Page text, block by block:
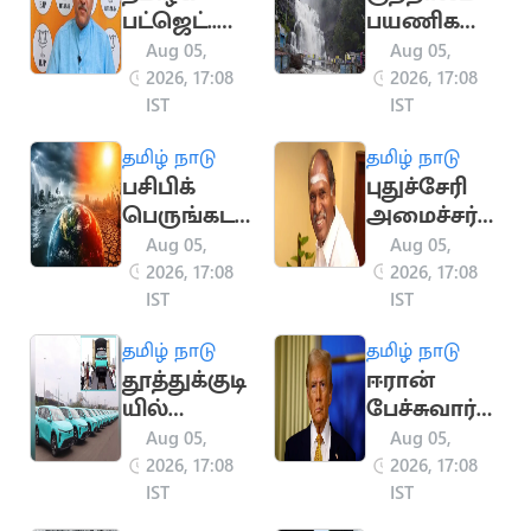
முபாரக்
பட்ஜெட்..
பாஜக
செய்தி
தொடர்பாள
ர்
விமர்சனம்
Aug 05,
2026, 17:08
IST
பயணிகள்
பாதுகாப்புக்
கு சிறப்பு
கண்காணி
ப்பு குழு
அமைக்க
உத்தரவு
Aug 05,
2026, 17:08
IST
தமிழ் நாடு
பசிபிக்
பெருங்கட
லில்
உருவானது
‘சூப்பர் எல்
நினோ’..
வானிலை
ஆய்வாளர்
எச்சரிக்கை
Aug 05,
2026, 17:08
IST
தமிழ் நாடு
புதுச்சேரி
அமைச்சர்க
ளுக்கு
துறைகள்
ஒதுக்கீடு..
ரங்கசாமி
வசம் 16
துறைகள்
Aug 05,
2026, 17:08
IST
தமிழ் நாடு
தூத்துக்குடி
யில்
இருந்து
அரியானா
வுக்கு
Aug 05,
2026, 17:08
IST
தமிழ் நாடு
ஈரான்
பேச்சுவார்த்
தை
முன்னேற்ற
ம்.. 48 மணி
Aug 05,
2026, 17:08
IST